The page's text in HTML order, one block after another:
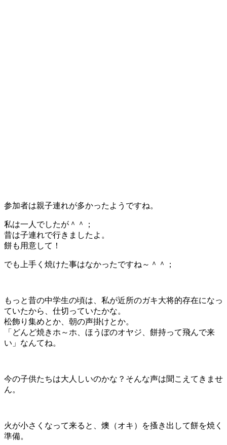
参加者は親子連れが多かったようですね。
私は一人でしたが＾＾；
昔は子連れで行きましたよ。
餅も用意して！
でも上手く焼けた事はなかったですね～＾＾；
もっと昔の中学生の頃は、私が近所のガキ大将的存在になっ
ていたから、仕切っていたかな。
松飾り集めとか、朝の声掛けとか。
「どんど焼きホ～ホ、ほうぼのオヤジ、餅持って飛んで来
い」なんてね。
今の子供たちは大人しいのかな？そんな声は聞こえてきませ
ん。
火が小さくなって来ると、燠（オキ）を搔き出して餅を焼く
準備。